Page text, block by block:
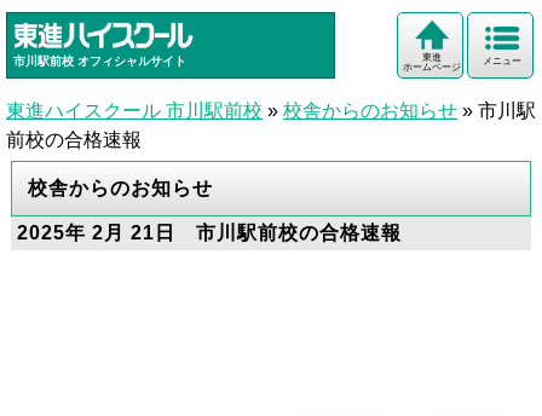
市川駅前校 オフィシャルサイト メニュー
東進
ホームページ
東進ハイスクール 市川駅前校 » 校舎からのお知らせ » 市川駅
前校の合格速報
校舎からのお知らせ
2025年 2月 21日 市川駅前校の合格速報